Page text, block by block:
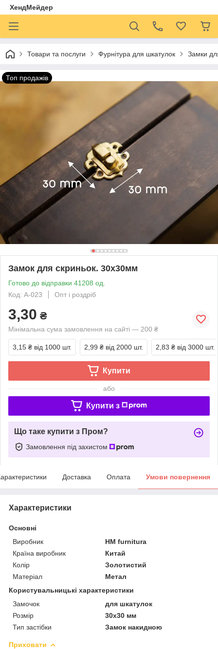
ХендМейдер
Товари та послуги Фурнітура для шкатулок Замки
Топ продажів
Замок для скриньок. 30х30мм
Готово до відправки 41208 од.
Код: A-023
Опт і роздріб
3,30 ₴
Мінімальна сума замовлення на сайті — 200 ₴
3,15 ₴ від 1000 шт. 2,99 ₴ від 2000 шт. 2,83 ₴ від 3000 шт.
Купити
або
Купити з
Що таке купити з Пром?
Замовлення під захистом
Доставка Оплата Умови повернення
Характеристики
Основні
Виробник
HM furnitura
Країна виробник
Китай
Колір
Золотистий
Матеріал
Метал
Користувальницькі характеристики
Замочок
для шкатулок
Розмір
30х30 мм
Тип застібки
Замок накидною
Приховати